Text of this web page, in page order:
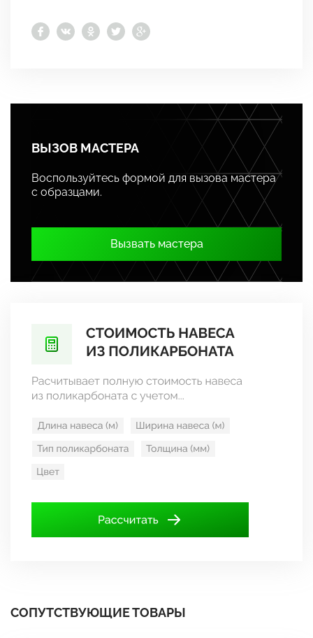
ВЫЗОВ МАСТЕРА
Воспользуйтесь формой для вызова мастера
с образцами.
Вызвать мастера
СОПУТСТВУЮЩИЕ ТОВАРЫ